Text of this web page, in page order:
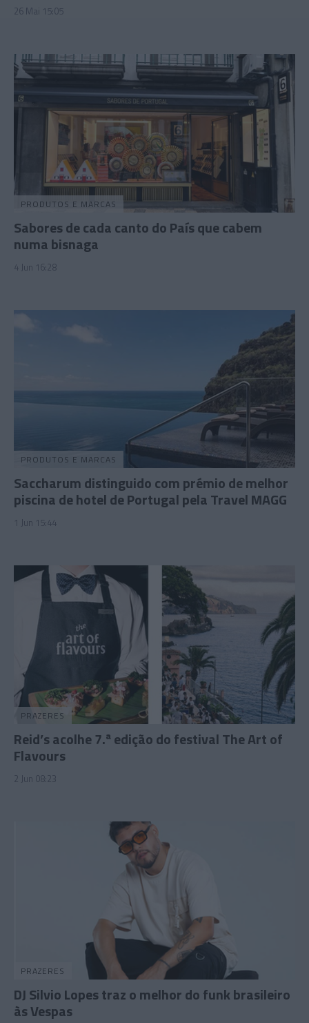
26 Mai 15:05
PRODUTOS E MARCAS
Sabores de cada canto do País que cabem
numa bisnaga
4 Jun 16:28
PRODUTOS E MARCAS
Saccharum distinguido com prémio de melhor
piscina de hotel de Portugal pela Travel MAGG
1 Jun 15:44
PRAZERES
Reid’s acolhe 7.ª edição do festival The Art of
Flavours
2 Jun 08:23
PRAZERES
DJ Silvio Lopes traz o melhor do funk brasileiro
às Vespas